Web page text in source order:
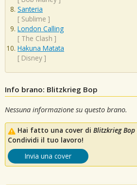
Santeria
[ Sublime ]
London Calling
[ The Clash ]
Hakuna Matata
[ Disney ]
Info brano: Blitzkrieg Bop
Nessuna informazione su questo brano.
Hai fatto una cover di Blitzkrieg Bop
Condividi il tuo lavoro!
Invia una cover